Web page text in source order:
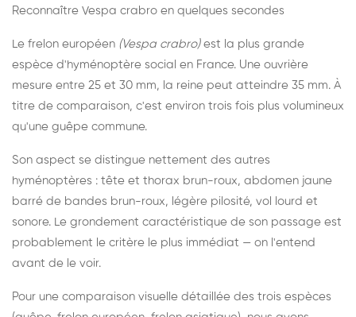
Reconnaître Vespa crabro en quelques secondes
Le frelon européen (Vespa crabro)est la plus grande
espèce d'hyménoptère social en France. Une ouvrière
mesure entre 25 et 30 mm, la reine peut atteindre 35 mm. À
titre de comparaison, c'est environ trois fois plus volumineux
qu'une guêpe commune.
Son aspect se distingue nettement des autres
hyménoptères : tête et thorax brun-roux, abdomen jaune
barré de bandes brun-roux, légère pilosité, vol lourd et
sonore. Le grondement caractéristique de son passage est
probablement le critère le plus immédiat — on l'entend
avant de le voir.
Pour une comparaison visuelle détaillée des trois espèces